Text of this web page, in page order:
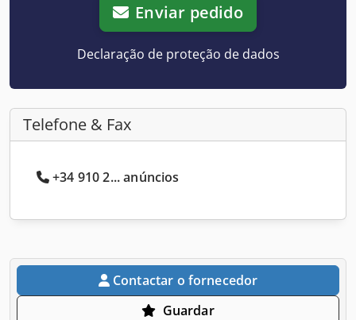
Enviar pedido
Declaração de proteção de dados
Telefone & Fax
+34 910 2... anúncios
Contactar o fornecedor
Guardar